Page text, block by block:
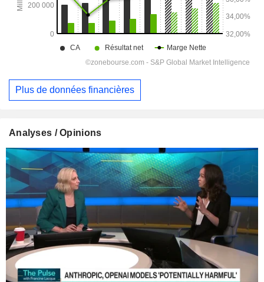
Plus de données financières
Analyses / Opinions